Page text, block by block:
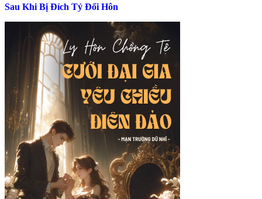
Sau Khi Bị Đích Tỷ Đổi Hôn